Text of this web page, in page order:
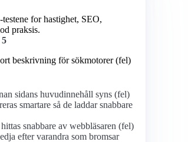
for hastighet, SEO,
praksis.
beskrivning för sökmotorer (fel)
sidans huvudinnehåll syns (fel)
smartare så de laddar snabbare
snabbare av webbläsaren (fel)
efter varandra som bromsar